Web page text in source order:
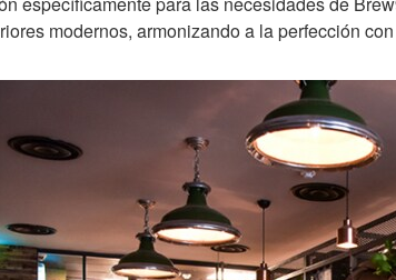
modernos, armonizando a la perfección